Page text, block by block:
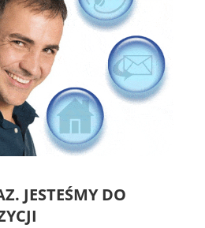
JESTEŚMY DO